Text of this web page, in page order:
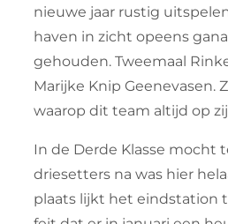
nieuwe jaar rustig
haven in zicht opeens
gehouden. Tweemaal
Marijke Knip
waarop dit team altijd op
In de Derde Klasse mocht
driesetters na was hier
plaats lijkt het eindstation